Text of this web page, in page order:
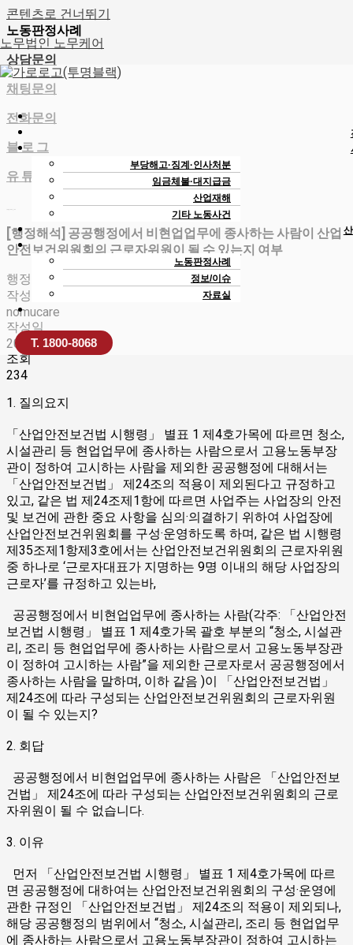
콘텐츠로 건너뛰기
노무법인 노무케어
부당해고·징계·인사처분
임금체불·대지급금
산업재해
기타 노동사건
노동판정사례
정보/이슈
자료실
T. 1800-8068
노동판정사례
상담문의
채팅문의
전화문의
블 로 그
유 튜 브
[행정해석] 공공행정에서 비현업업무에 종사하는 사람이 산업
안전보건위원회의 근로자위원이 될 수 있는지 여부
행정해석
작성자
nomucare
작성일
2026-05-18 15:03
조회
234
1. 질의요지
「산업안전보건법 시행령」 별표 1 제4호가목에 따르면 청소,
시설관리 등 현업업무에 종사하는 사람으로서 고용노동부장
관이 정하여 고시하는 사람을 제외한 공공행정에 대해서는
「산업안전보건법」 제24조의 적용이 제외된다고 규정하고
있고, 같은 법 제24조제1항에 따르면 사업주는 사업장의 안전
및 보건에 관한 중요 사항을 심의·의결하기 위하여 사업장에
산업안전보건위원회를 구성·운영하도록 하며, 같은 법 시행령
제35조제1항제3호에서는 산업안전보건위원회의 근로자위원
중 하나로 ‘근로자대표가 지명하는 9명 이내의 해당 사업장의
근로자’를 규정하고 있는바,
공공행정에서 비현업업무에 종사하는 사람(각주: 「산업안전
보건법 시행령」 별표 1 제4호가목 괄호 부분의 “청소, 시설관
리, 조리 등 현업업무에 종사하는 사람으로서 고용노동부장관
이 정하여 고시하는 사람”을 제외한 근로자로서 공공행정에서
종사하는 사람을 말하며, 이하 같음 )이 「산업안전보건법」
제24조에 따라 구성되는 산업안전보건위원회의 근로자위원
이 될 수 있는지?
2. 회답
공공행정에서 비현업업무에 종사하는 사람은 「산업안전보
건법」 제24조에 따라 구성되는 산업안전보건위원회의 근로
자위원이 될 수 없습니다.
3. 이유
먼저 「산업안전보건법 시행령」 별표 1 제4호가목에 따르
면 공공행정에 대하여는 산업안전보건위원회의 구성·운영에
관한 규정인 「산업안전보건법」 제24조의 적용이 제외되나,
해당 공공행정의 범위에서 “청소, 시설관리, 조리 등 현업업무
에 종사하는 사람으로서 고용노동부장관이 정하여 고시하는